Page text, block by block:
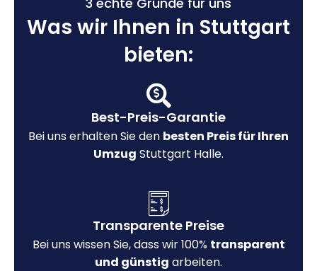
Was wir Ihnen in Stuttgart
bieten:
Best-Preis-Garantie
Bei uns erhalten Sie den besten Preis für Ihren
Umzug Stuttgart Halle.
Transparente Preise
Bei uns wissen Sie, dass wir 100% transparent
und günstig arbeiten.